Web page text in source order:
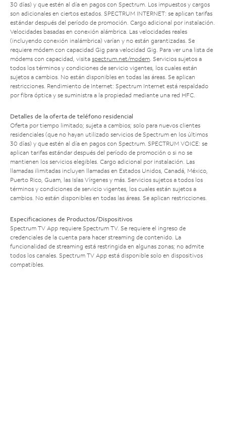
30 días) y que estén al día en pagos con Spectrum. Los impuestos y cargos
son adicionales en ciertos estados. SPECTRUM INTERNET: se aplican tarifas
estándar después del período de promoción. Cargo adicional por instalación.
Velocidades basadas en conexión alámbrica. Las velocidades reales
(incluyendo conexión inalámbrica) varían y no están garantizadas. Se
requiere módem con capacidad Gig para velocidad Gig. Para ver una lista de
módems con capacidad, visita spectrum.net/modem. Servicios sujetos a
todos los términos y condiciones de servicio vigentes, los cuales están
sujetos a cambios. No están disponibles en todas las áreas. Se aplican
restricciones. Rendimiento de Internet: Spectrum Internet está respaldado
por fibra óptica y se suministra a la propiedad mediante una red HFC.
Detalles de la oferta de teléfono residencial
Oferta por tiempo limitado; sujeta a cambios; solo para nuevos clientes
residenciales (que no hayan utilizado servicios de Spectrum en los últimos
30 días) y que estén al día en pagos con Spectrum. SPECTRUM VOICE: se
aplican tarifas estándar después del período de promoción o si no se
mantienen los servicios elegibles. Cargo adicional por instalación. Las
llamadas ilimitadas incluyen llamadas en Estados Unidos, Canadá, México,
Puerto Rico, Guam, las Islas Vírgenes y más. Servicios sujetos a todos los
términos y condiciones de servicio vigentes, los cuales están sujetos a
cambios. No están disponibles en todas las áreas. Se aplican restricciones.
Especificaciones de Productos/Dispositivos
Spectrum TV App requiere Spectrum TV. Se requiere el ingreso de
credenciales de la cuenta para hacer streaming de contenido. La
funcionalidad de streaming está restringida en algunas zonas; no admite
todos los canales. Spectrum TV App está disponible solo en dispositivos
compatibles.